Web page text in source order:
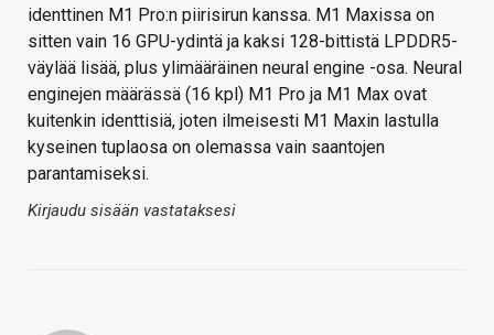
identtinen M1 Pro:n piirisirun kanssa. M1 Maxissa on
sitten vain 16 GPU-ydintä ja kaksi 128-bittistä LPDDR5-
väylää lisää, plus ylimääräinen neural engine -osa. Neural
enginejen määrässä (16 kpl) M1 Pro ja M1 Max ovat
kuitenkin identtisiä, joten ilmeisesti M1 Maxin lastulla
kyseinen tuplaosa on olemassa vain saantojen
parantamiseksi.
Kirjaudu sisään vastataksesi